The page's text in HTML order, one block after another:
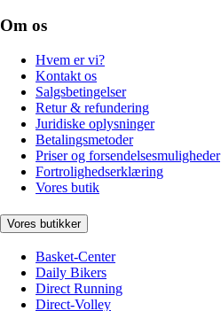
Om os
Hvem er vi?
Kontakt os
Salgsbetingelser
Retur & refundering
Juridiske oplysninger
Betalingsmetoder
Priser og forsendelsesmuligheder
Fortrolighedserklæring
Vores butik
Vores butikker
Basket-Center
Daily Bikers
Direct Running
Direct-Volley